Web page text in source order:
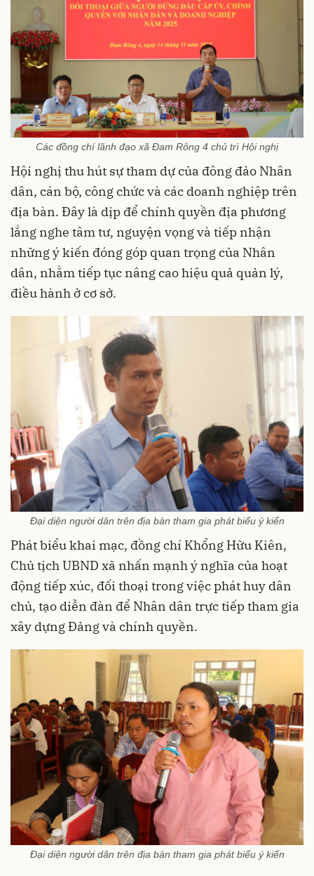
Các đồng chí lãnh đạo xã Đam Rông 4 chủ trì Hội nghị
Hội nghị thu hút sự tham dự của đông đảo Nhân
dân, cán bộ, công chức và các doanh nghiệp trên
địa bàn. Đây là dịp để chính quyền địa phương
lắng nghe tâm tư, nguyện vọng và tiếp nhận
những ý kiến đóng góp quan trọng của Nhân
dân, nhằm tiếp tục nâng cao hiệu quả quản lý,
điều hành ở cơ sở.
Đại diện người dân trên địa bàn tham gia phát biểu ý kiến
Phát biểu khai mạc, đồng chí Khổng Hữu Kiên,
Chủ tịch UBND xã nhấn mạnh ý nghĩa của hoạt
động tiếp xúc, đối thoại trong việc phát huy dân
chủ, tạo diễn đàn để Nhân dân trực tiếp tham gia
xây dựng Đảng và chính quyền.
Đại diện người dân trên địa bàn tham gia phát biểu ý kiến